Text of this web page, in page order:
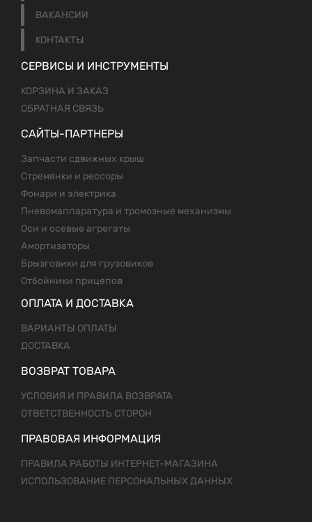
ВАКАНСИИ
КОНТАКТЫ
СЕРВИСЫ И ИНСТРУМЕНТЫ
КОРЗИНА И ЗАКАЗ
ОБРАТНАЯ СВЯЗЬ
САЙТЫ-ПАРТНЕРЫ
Запчасти сдвижных крыш
Стремянки и рессоры
Фонари и электрика
Пневомаппаратура и тромозные механизмы
Оси и осевые агрегаты
Амортизаторы
Брызговики для грузовиков
Отбойники прицепов
ОПЛАТА И ДОСТАВКА
ВАРИАНТЫ ОПЛАТЫ
ДОСТАВКА
ВОЗВРАТ ТОВАРА
УСЛОВИЯ И ПРАВИЛА ВОЗВРАТА
ОТВЕТСТВЕННОСТЬ СТОРОН
ПРАВОВАЯ ИНФОРМАЦИЯ
ПРАВИЛА РАБОТЫ ИНТЕРНЕТ-МАГАЗИНА
ИСПОЛЬЗОВАНИЕ ПЕРСОНАЛЬНЫХ ДАННЫХ